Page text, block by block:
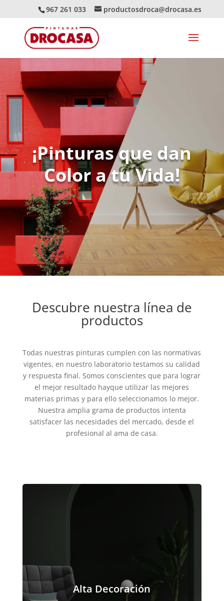
967 261 033 productosdroca@drocasa.es
¡Pinturas que dan
Color a tu Vida!
Descubre nuestra línea de
productos
Todas nuestras pinturas cumplen con las normativas
vigentes, en nuestro laboratorio testamos su calidad
y respuesta final. Somos conscientes que para lograr
el mejor resultado hayque utilizar las mejores
materias primas y para ello seleccionamos lo mejor.
Nuestra amplia grama de productos intenta
satisfacer las necesidades del mercado, desde el
profesional al ama de casa.
Alta Decoración